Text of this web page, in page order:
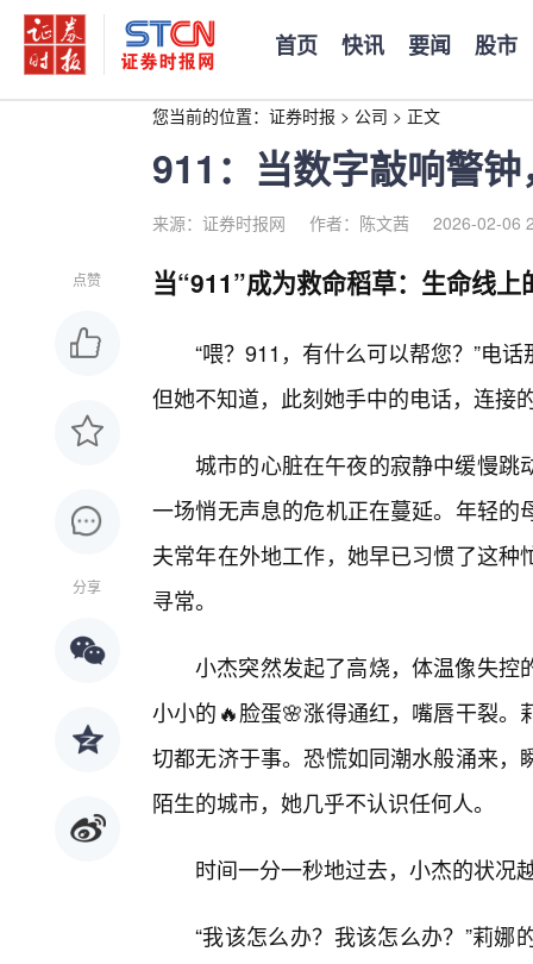
首页 快讯 要闻 股市
您当前的位置： 证券时报 > 公司 > 正文
911：当数字敲响警
来源：证券时报网 作者：陈文茜 2026-02-06
点赞
分享
当“911”成为救命稻草：生命线上
“喂？911，有什么可以帮您？”电
但她不知道，此刻她手中的电话，连接
城市的心脏在午夜的寂静中缓慢跳
一场悄无声息的危机正在蔓延。年轻
夫常年在外地工作，她早已习惯了这
寻常。
小杰突然发起了高烧，体温像失控
小小的🔥脸蛋🌸涨得通红，嘴唇干裂
切都无济于事。恐慌如同潮水般涌来
陌生的城市，她几乎不认识任何人。
时间一分一秒地过去，小杰的状况
“我该怎么办？我该怎么办？”莉